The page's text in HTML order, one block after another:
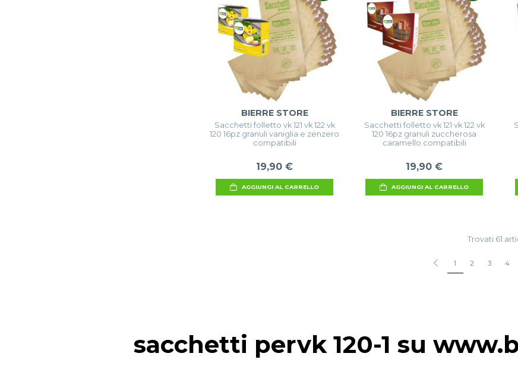
BIERRE STORE
Sacchetti folletto vk 121 vk 122 vk
120 16pz granuli vaniglia e zenzero
compatibili
19,90 €
AGGIUNGI AL CARRELLO
BIERRE STORE
Sacchetti folletto vk 121 vk 122 vk
120 16pz granuli zuccherosa
caramello compatibili
19,90 €
AGGIUNGI AL CARRELLO
Trovati 61
1 2 3 4
sacchetti pervk 120-1 su